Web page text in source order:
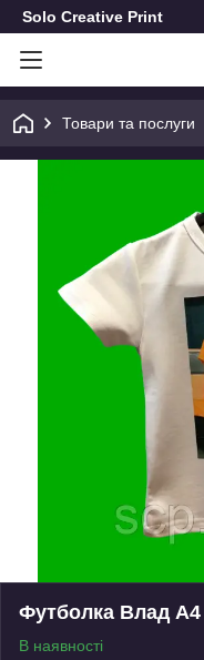
Solo Creative Print
Товари та послуги
Футболка Влад А4
В наявності